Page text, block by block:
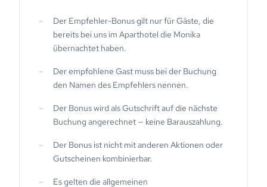
Der Empfehler-Bonus gilt nur für Gäste, die
bereits bei uns im Aparthotel die Monika
übernachtet haben.
Der empfohlene Gast muss bei der Buchung
den Namen des Empfehlers nennen.
Der Bonus wird als Gutschrift auf die nächste
Buchung angerechnet — keine Barauszahlung.
Der Bonus ist nicht mit anderen Aktionen oder
Gutscheinen kombinierbar.
Es gelten die allgemeinen